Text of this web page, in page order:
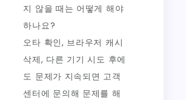
지 않을 때는 어떻게 해야
하나요?
오타 확인, 브라우저 캐시
삭제, 다른 기기 시도 후에
도 문제가 지속되면 고객
센터에 문의해 문제를 해